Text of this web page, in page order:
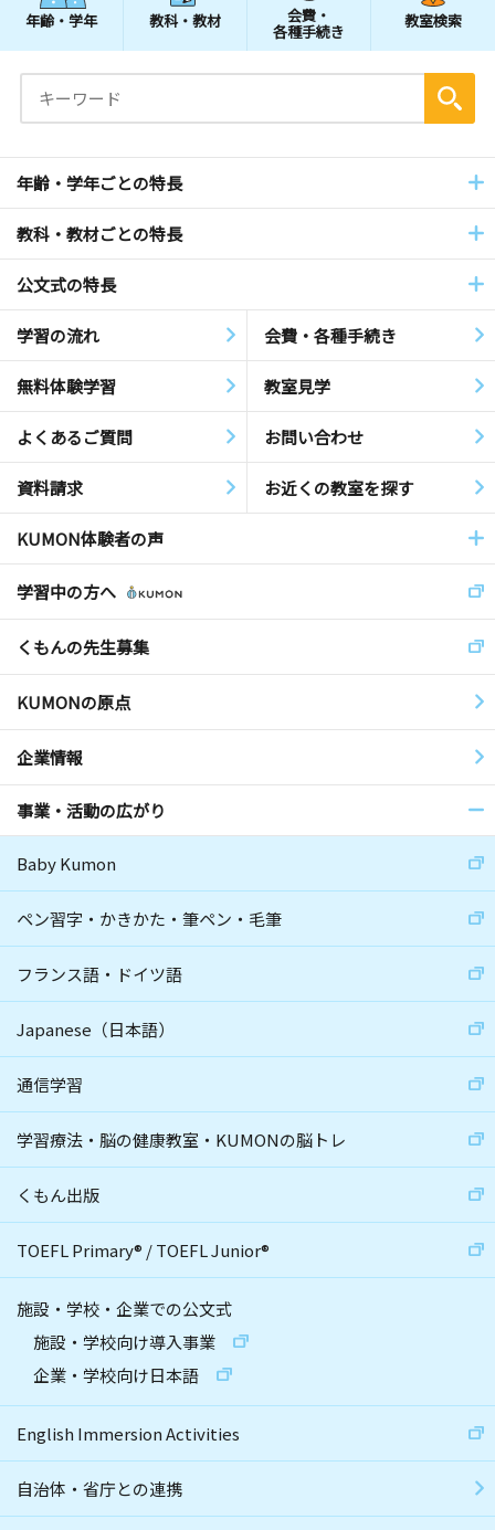
年齢・学年 教科・教材 会費・
各種手続き
教室検索
年齢・学年ごとの特長
教科・教材ごとの特長
公文式の特長
学習の流れ 会費・各種手続き
無料体験学習 教室見学
よくあるご質問 お問い合わせ
資料請求 お近くの教室を探す
KUMON体験者の声
学習中の方へ
くもんの先生募集
KUMONの原点
企業情報
事業・活動の広がり
Baby Kumon
ペン習字・かきかた・筆ペン・毛筆
フランス語・ドイツ語
Japanese（日本語）
通信学習
学習療法・脳の健康教室・KUMONの脳トレ
くもん出版
TOEFL Primary® /TOEFL Junior®
施設・学校・企業での公文式
施設・学校向け導入事業
企業・学校向け日本語
English Immersion Activities
自治体・省庁との連携